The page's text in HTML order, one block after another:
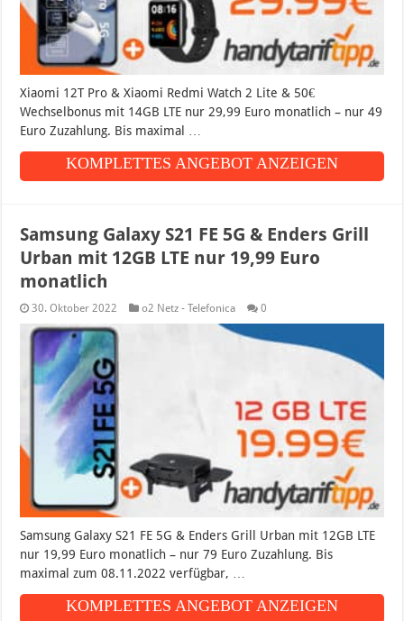
Xiaomi 12T Pro & Xiaomi Redmi Watch 2 Lite & 50€
Wechselbonus mit 14GB LTE nur 29,99 Euro monatlich – nur 49
Euro Zuzahlung. Bis maximal …
KOMPLETTES ANGEBOT ANZEIGEN
Samsung Galaxy S21 FE 5G & Enders Grill
Urban mit 12GB LTE nur 19,99 Euro
monatlich
30. Oktober 2022 o2 Netz - Telefonica 0
Samsung Galaxy S21 FE 5G & Enders Grill Urban mit 12GB LTE
nur 19,99 Euro monatlich – nur 79 Euro Zuzahlung. Bis
maximal zum 08.11.2022 verfügbar, …
KOMPLETTES ANGEBOT ANZEIGEN